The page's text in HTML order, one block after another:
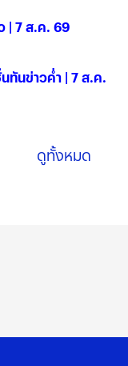
| 7 ส.ค. 69
ทันข่าวค่ำ | 7 ส.ค.
ดูทั้งหมด